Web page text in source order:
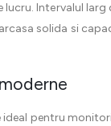
Intervalul
solida si
pentru